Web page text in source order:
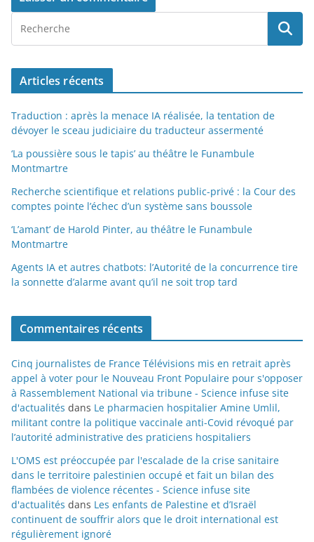
Articles récents
Traduction : après la menace IA réalisée, la tentation de
dévoyer le sceau judiciaire du traducteur assermenté
‘La poussière sous le tapis’ au théâtre le Funambule
Montmartre
Recherche scientifique et relations public-privé : la Cour des
comptes pointe l’échec d’un système sans boussole
‘L’amant’ de Harold Pinter, au théâtre le Funambule
Montmartre
Agents IA et autres chatbots: l’Autorité de la concurrence tire
la sonnette d’alarme avant qu’il ne soit trop tard
Commentaires récents
Cinq journalistes de France Télévisions mis en retrait après
appel à voter pour le Nouveau Front Populaire pour s'opposer
à Rassemblement National via tribune - Science infuse site
d'actualités dans Le pharmacien hospitalier Amine Umlil,
militant contre la politique vaccinale anti-Covid révoqué par
l’autorité administrative des praticiens hospitaliers
L'OMS est préoccupée par l'escalade de la crise sanitaire
dans le territoire palestinien occupé et fait un bilan des
flambées de violence récentes - Science infuse site
d'actualités dans Les enfants de Palestine et d’Israël
continuent de souffrir alors que le droit international est
régulièrement ignoré